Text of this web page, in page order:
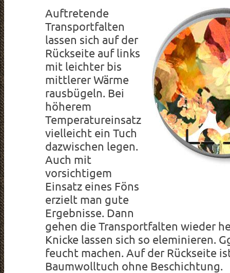
Auftretende
Transportfalten
lassen sich auf der
Rückseite auf links
mit leichter bis
mittlerer Wärme
rausbügeln. Bei
höherem
Temperatureinsatz
vielleicht ein Tuch
dazwischen legen.
Auch mit
vorsichtigem
Einsatz eines Föns
erzielt man gute
Ergebnisse. Dann
gehen die Transportfalten wieder
Knicke lassen sich so eleminieren.
feucht machen. Auf der Rückseite
Baumwolltuch ohne Beschichtung.